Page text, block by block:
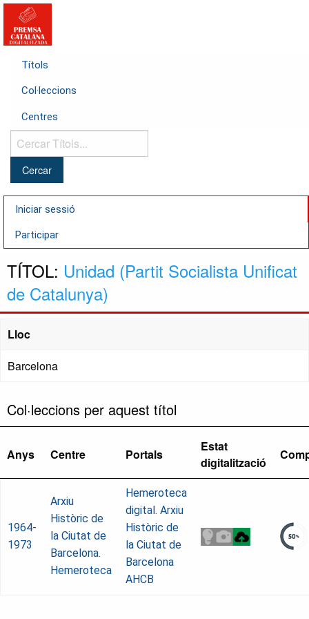
Títols
Col·leccions
Centres
Cercar
Títols...
Iniciar sessió
Participar
TÍTOL: Unidad (Partit Socialista Unificat
de Catalunya)
Lloc
Barcelona
Col·leccions per aquest títol
Anys Centre Portals
Estat
digitalització
1964-
1973
Arxiu
Històric de
la Ciutat de
Barcelona.
Hemeroteca
Hemeroteca
digital. Arxiu
Històric de
la Ciutat de
Barcelona
AHCB